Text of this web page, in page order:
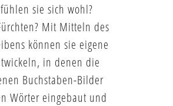
sie sich wohl?
Mit Mitteln des
können sie eigene
in denen die
Buchstaben-Bilder
Wörter eingebaut und